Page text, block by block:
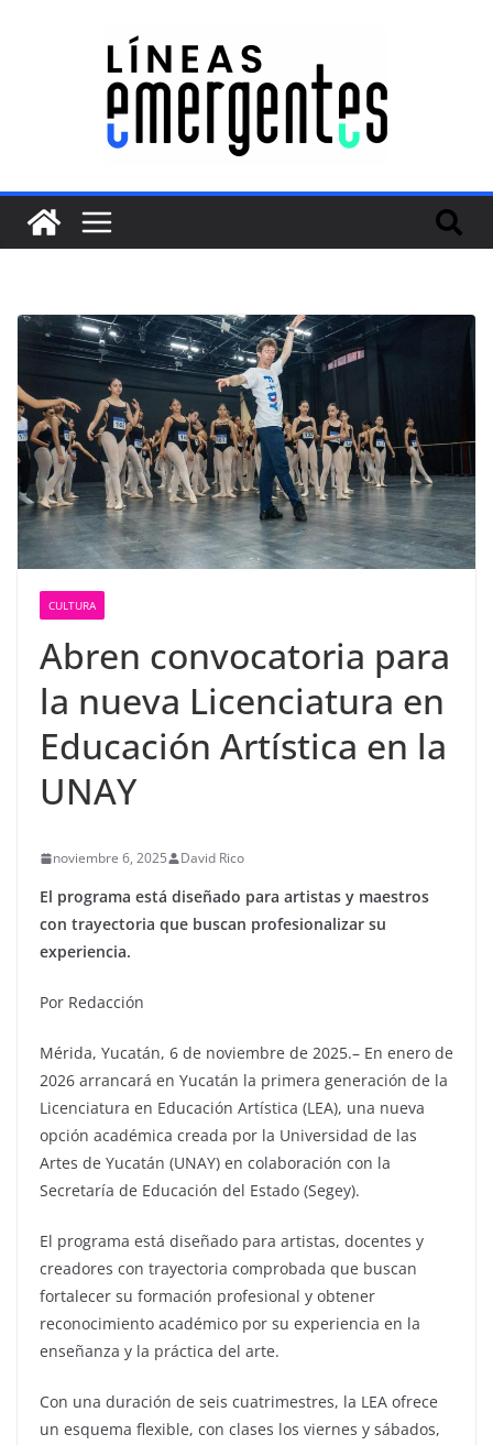
CULTURA
Abren convocatoria para
la nueva Licenciatura en
Educación Artística en la
UNAY
noviembre 6, 2025 David Rico
El programa está diseñado para artistas y maestros
con trayectoria que buscan profesionalizar su
experiencia.
Por Redacción
Mérida, Yucatán, 6 de noviembre de 2025.– En enero de
2026 arrancará en Yucatán la primera generación de la
Licenciatura en Educación Artística (LEA), una nueva
opción académica creada por la Universidad de las
Artes de Yucatán (UNAY) en colaboración con la
Secretaría de Educación del Estado (Segey).
El programa está diseñado para artistas, docentes y
creadores con trayectoria comprobada que buscan
fortalecer su formación profesional y obtener
reconocimiento académico por su experiencia en la
enseñanza y la práctica del arte.
Con una duración de seis cuatrimestres, la LEA ofrece
un esquema flexible, con clases los viernes y sábados,